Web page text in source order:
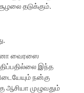
தடுக்கும்.
வைரஸை
இந்த
நன்கு
ஆசியா முழுவதும்